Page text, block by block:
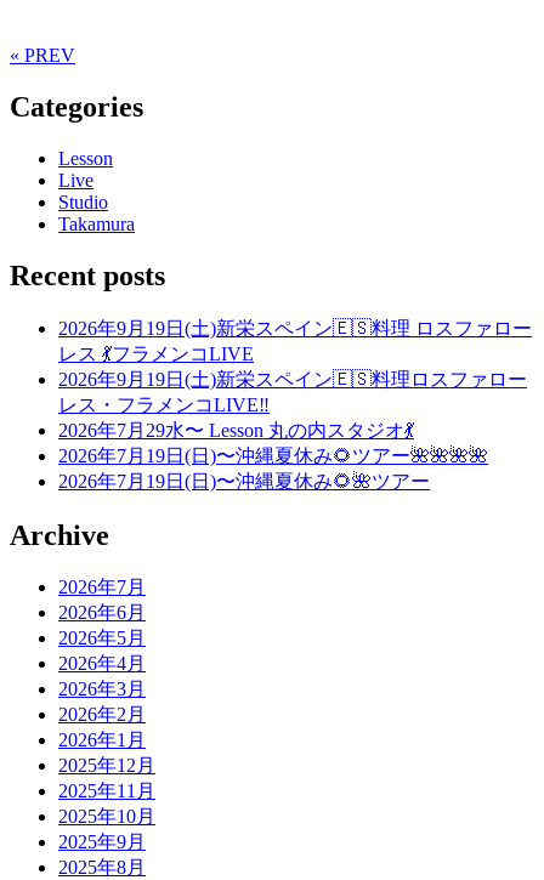
« PREV
Categories
Lesson
Live
Studio
Takamura
Recent posts
2026年9月19日(土)新栄スペイン🇪🇸料理 ロスファロー
レス 💃フラメンコLIVE
2026年9月19日(土)新栄スペイン🇪🇸料理ロスファロー
レス・フラメンコLIVE‼️
2026年7月29水〜 Lesson 丸の内スタジオ💃
2026年7月19日(日)〜沖縄夏休み🌻ツアー🌺🌺🌺🌺
2026年7月19日(日)〜沖縄夏休み🌻🌺ツアー
Archive
2026年7月
2026年6月
2026年5月
2026年4月
2026年3月
2026年2月
2026年1月
2025年12月
2025年11月
2025年10月
2025年9月
2025年8月